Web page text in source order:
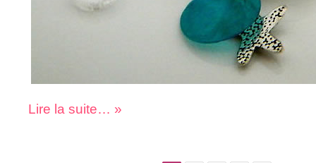
Lire la suite… »